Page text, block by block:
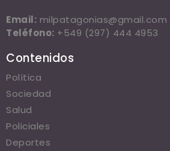
Email: milpatagonias@gmail.com
Teléfono: +549 (297) 444 4953
Contenidos
Política
Sociedad
Salud
Policiales
Deportes